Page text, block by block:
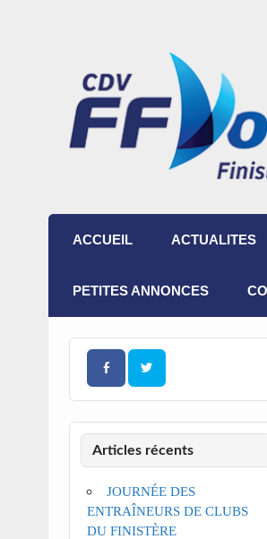
ACCUEIL ACTUALITES
PETITES ANNONCES
Articles récents
JOURNÉE DES
ENTRAÎNEURS DE CLUBS
DU FINISTÈRE